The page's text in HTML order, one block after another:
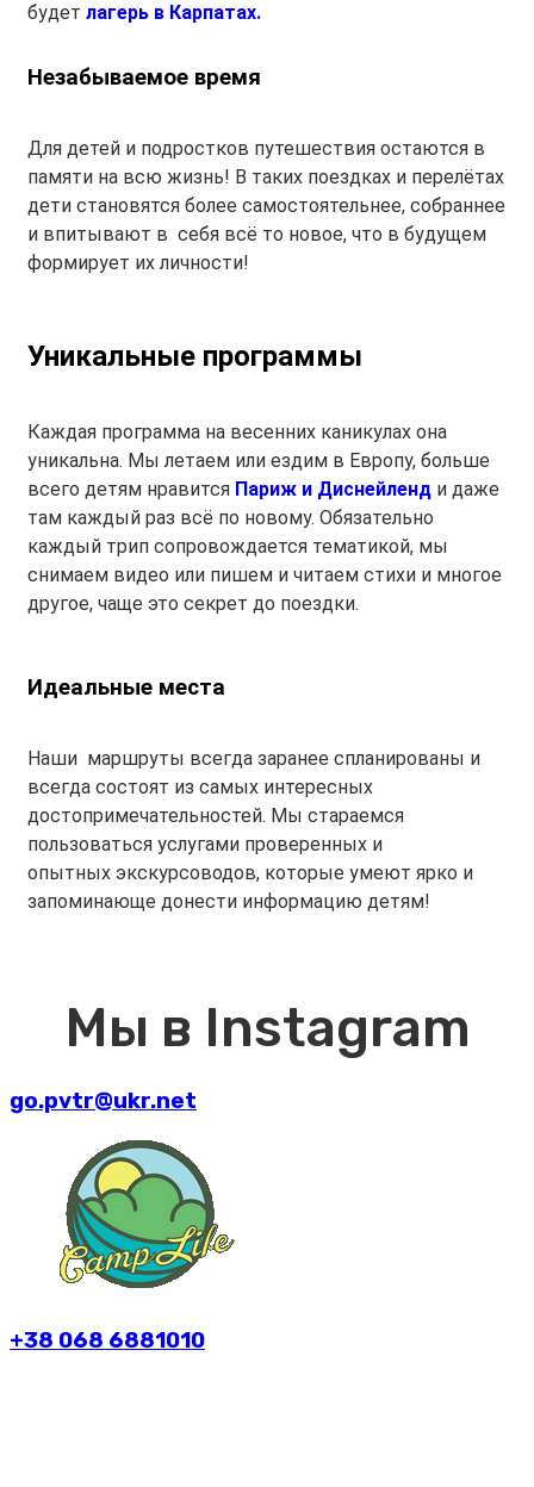
будет лагерь в Карпатах.
Незабываемое время
Для детей и подростков путешествия остаются в
памяти на всю жизнь! В таких поездках и перелётах
дети становятся более самостоятельнее, собраннее
и впитывают в себя всё то новое, что в будущем
формирует их личности!
Уникальные программы
Каждая программа на весенних каникулах она
уникальна. Мы летаем или ездим в Европу, больше
всего детям нравится Париж и Диснейленд и даже
там каждый раз всё по новому. Обязательно
каждый трип сопровождается тематикой, мы
снимаем видео или пишем и читаем стихи и многое
другое, чаще это секрет до поездки.
Идеальные места
Наши маршруты всегда заранее спланированы и
всегда состоят из самых интересных
достопримечательностей. Мы стараемся
пользоваться услугами проверенных и
опытных экскурсоводов, которые умеют ярко и
запоминающе донести информацию детям!
Мы в Instagram
go.pvtr@ukr.net
+38 068 6881010